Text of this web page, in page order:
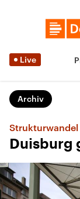
Live
Archiv
Duisburg